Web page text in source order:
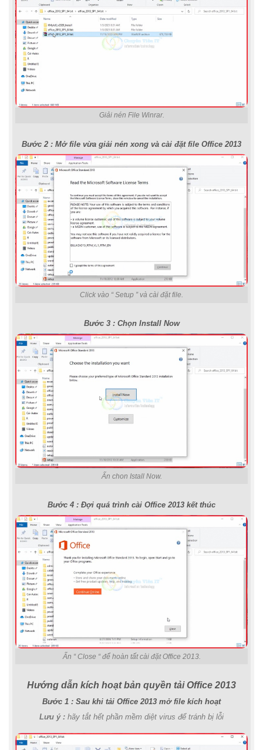
Giải nén File Winrar.
Bước 2 : Mở file vừa giải nén xong và cài đặt file Office 2013
Click vào “ Setup ” và cài đặt file.
Bước 3 : Chọn Install Now
Ấn chon Istall Now.
Bước 4 : Đợi quá trình cài Office 2013 kết thúc
Ấn “ Close “ để hoàn tất cài đặt Office 2013.
Hướng dẫn kích hoạt bản quyền tải Office 2013
Bước 1 : Sau khi tải Office 2013 mở file kích hoạt
Lưu ý : hãy tắt hết phần mềm diệt virus để tránh bị lỗi